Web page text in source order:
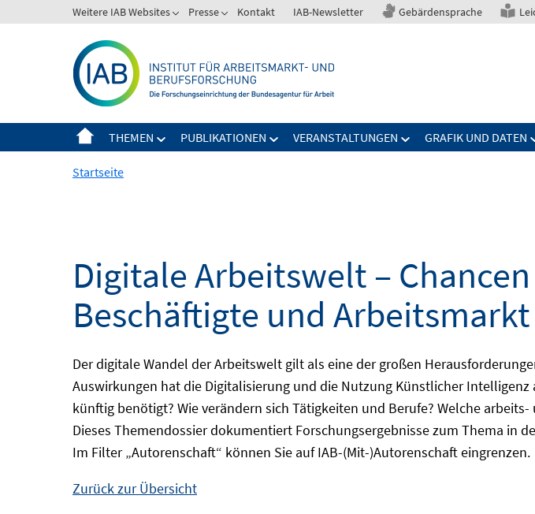
zum
Weitere IAB Websites Presse Kontakt IAB-Newsletter Gebärdensprache
THEMEN PUBLIKATIONEN VERANSTALTUNGEN GRAFIK UND DATEN
Startseite
Digitale Arbeitswelt –
Beschäftigte und Arbeitsmarkt
Der digitale Wandel der Arbeitswelt gilt als eine der großen
Auswirkungen hat die Digitalisierung und die Nutzung Künstlicher
künftig benötigt? Wie verändern sich Tätigkeiten und Berufe? Welche
Dieses Themendossier dokumentiert Forschungsergebnisse zum Thema in
Im Filter „Autorenschaft“ können Sie auf IAB-(Mit-)Autorenschaft eingrenzen.
Zurück zur Übersicht